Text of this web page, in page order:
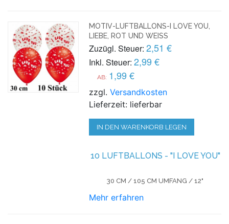
MOTIV-LUFTBALLONS-I LOVE YOU,
LIEBE, ROT UND WEISS
Zuzügl. Steuer: 2,51 €
Inkl. Steuer: 2,99 €
AB: 1,99 €
zzgl.Versandkosten
Lieferzeit: lieferbar
IN DEN WARENKORB LEGEN
10 LUFTBALLONS - "I LOVE YOU"
30 CM / 105 CM UMFANG / 12"
Mehr erfahren